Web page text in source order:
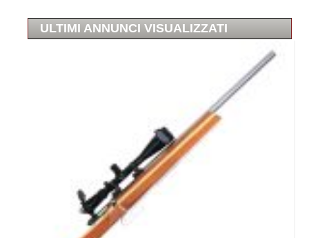
ULTIMI ANNUNCI VISUALIZZATI